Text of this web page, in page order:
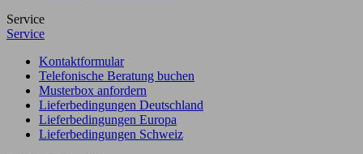
Service
Service
Kontaktformular
Telefonische Beratung buchen
Musterbox anfordern
Lieferbedingungen Deutschland
Lieferbedingungen Europa
Lieferbedingungen Schweiz